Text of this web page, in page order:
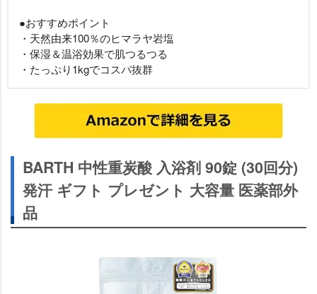
●おすすめポイント
・天然由来100％のヒマラヤ岩塩
・保湿＆温浴効果で肌つるつる
・たっぷり1kgでコスパ抜群
BARTH 中性重炭酸 入浴剤 90錠 (30回分)
発汗 ギフト プレゼント 大容量 医薬部外
品